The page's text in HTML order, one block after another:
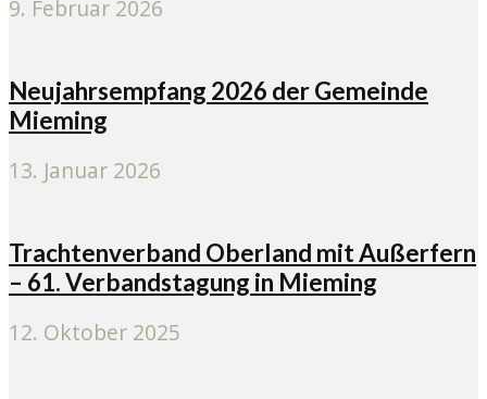
9. Februar 2026
Neujahrsempfang 2026 der Gemeinde
Mieming
13. Januar 2026
Trachtenverband Oberland mit Außerfern
– 61. Verbandstagung in Mieming
12. Oktober 2025